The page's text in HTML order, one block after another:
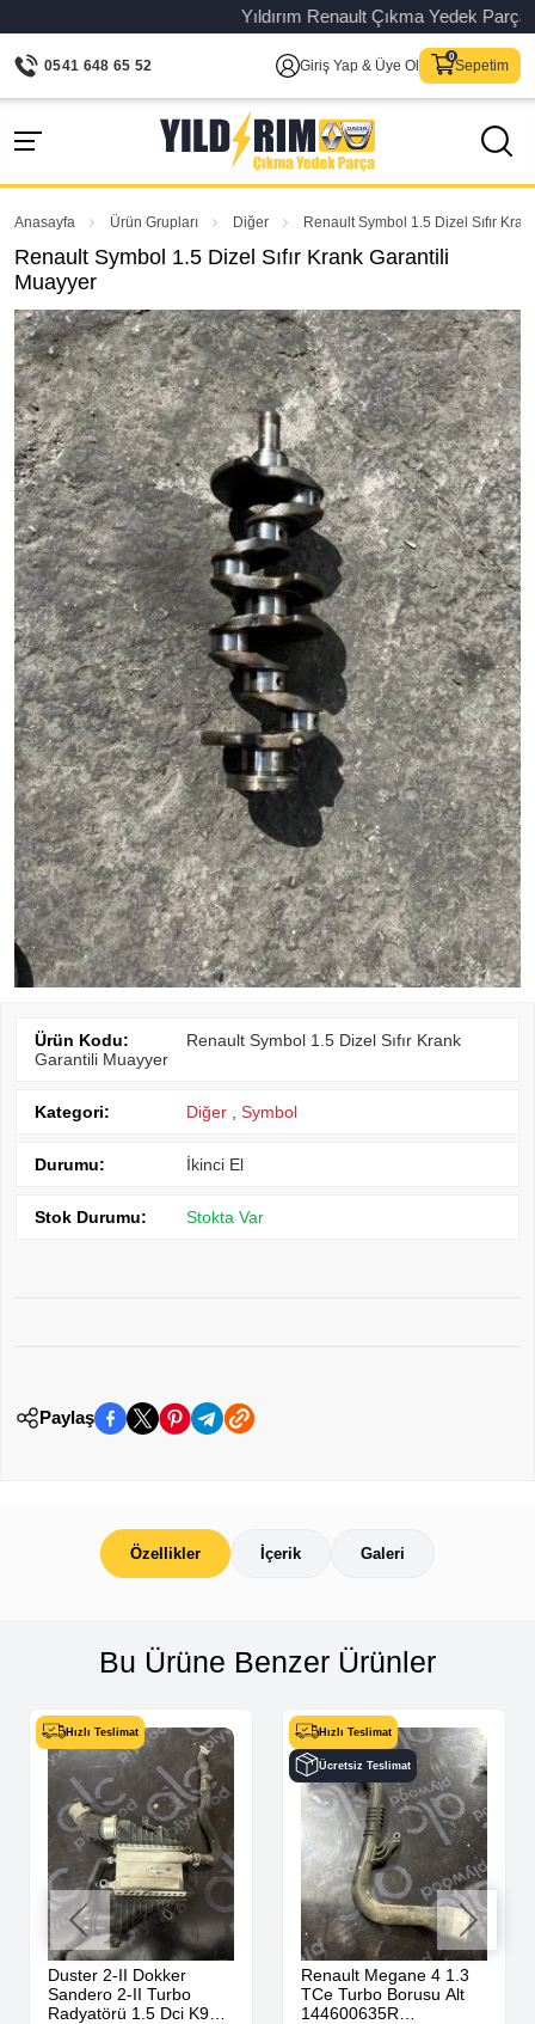
Yıldırım Renault Çıkma Yedek Parça
0541 648 65 52 Giriş Yap & Üye Ol Sepetim
Anasayfa Ürün Grupları Diğer Renault Symbol 1.5 Dizel Sıfır
Renault Symbol 1.5 Dizel Sıfır Krank Garantili
Muayyer
Ürün Kodu:
Renault Symbol 1.5 Dizel Sıfır Krank
Garantili Muayyer
Kategori: Diğer Symbol
Durumu: İkinci El
Stok Durumu: Stokta Var
Paylaş
Özellikler İçerik Galeri
Bu Ürüne Benzer Ürünler
Hızlı Teslimat
Duster 2-II Dokker
Sandero 2-II Turbo
Radyatörü 1.5 Dci K9K
Hızlı Teslimat
Ücretsiz Teslimat
Renault Megane 4 1.3
TCe Turbo Borusu Alt
144600635R